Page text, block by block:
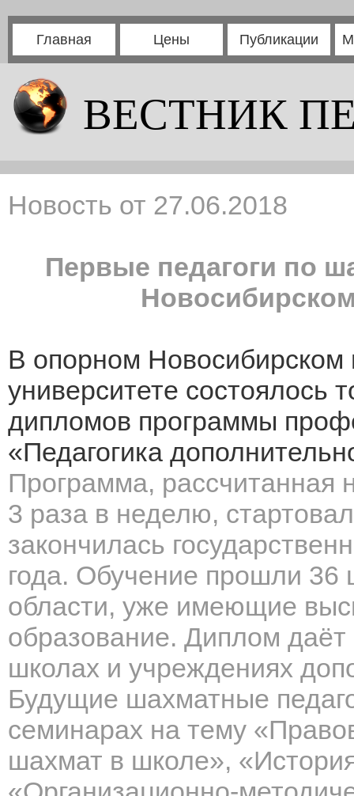
Главная Цены Публикации
ВЕСТНИК
Новость от 27.06.2018
Первые педагоги по
В опорном Новосибирском
университете состоялось
дипломов программы
«Педагогика
Программа, рассчитанная
3 раза в неделю,
закончилась
года. Обучение прошли 36
области, уже имеющие
образование. Диплом даёт
школах и учреждениях
Будущие шахматные
семинарах на тему
шахмат в школе»,